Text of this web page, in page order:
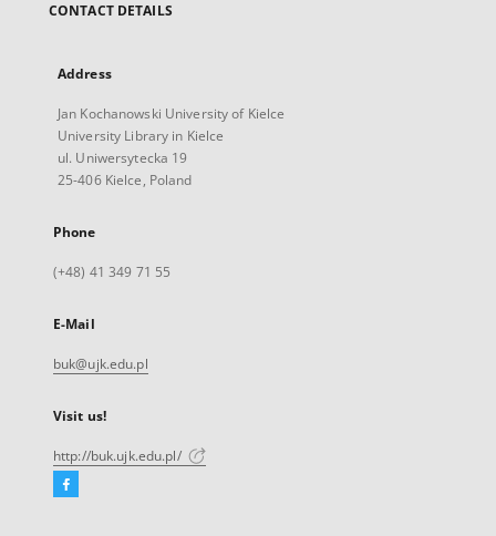
CONTACT DETAILS
Address
Jan Kochanowski University of Kielce
University Library in Kielce
ul. Uniwersytecka 19
25-406 Kielce, Poland
Phone
(+48) 41 349 71 55
E-Mail
buk@ujk.edu.pl
Visit us!
http://buk.ujk.edu.pl/
Facebook